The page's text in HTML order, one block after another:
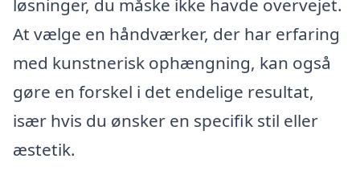
løsninger, du måske ikke havde overvejet.
At vælge en håndværker, der har erfaring
med kunstnerisk ophængning, kan også
gøre en forskel i det endelige resultat,
især hvis du ønsker en specifik stil eller
æstetik.